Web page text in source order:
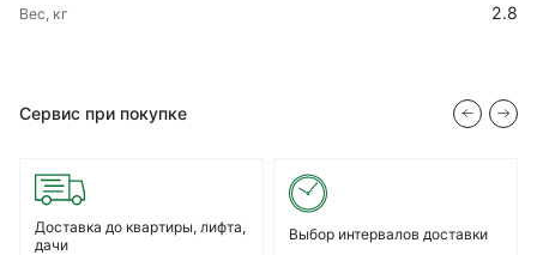
Вес, кг 2.8
Сервис при покупке
Доставка до квартиры, лифта,
дачи
Выбор интервалов доставки